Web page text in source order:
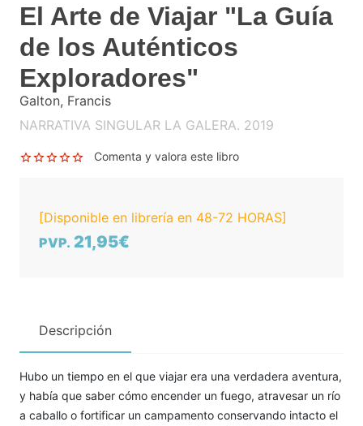
El Arte de Viajar "La Guía
de los Auténticos
Exploradores"
Galton, Francis
NARRATIVA SINGULAR LA GALERA. 2019
Comenta y valora este libro
[Disponible en librería en 48-72 HORAS]
PVP. 21,95€
Descripción
Hubo un tiempo en el que viajar era una verdadera aventura,
y había que saber cómo encender un fuego, atravesar un río
a caballo o fortificar un campamento conservando intacto el